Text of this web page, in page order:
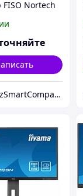
Nortech
ТОО "KazSmartCompany"